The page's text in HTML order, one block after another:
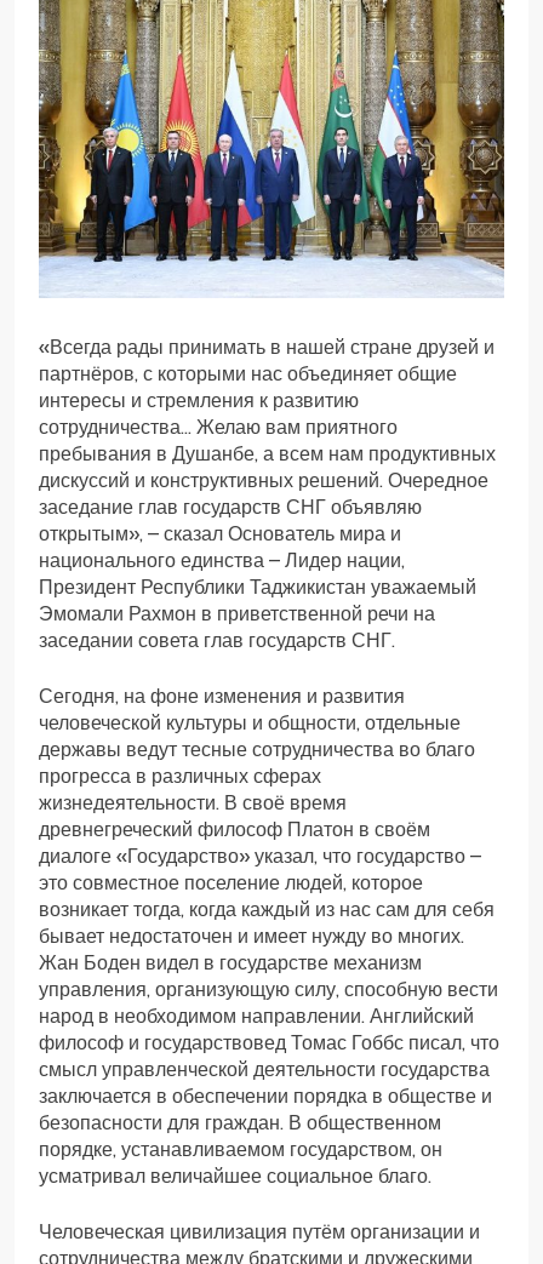
«Всегда рады принимать в нашей стране друзей и
партнёров, с которыми нас объединяет общие
интересы и стремления к развитию
сотрудничества… Желаю вам приятного
пребывания в Душанбе, а всем нам продуктивных
дискуссий и конструктивных решений. Очередное
заседание глав государств СНГ объявляю
открытым», – сказал Основатель мира и
национального единства – Лидер нации,
Президент Республики Таджикистан уважаемый
Эмомали Рахмон в приветственной речи на
заседании совета глав государств СНГ.
Сегодня, на фоне изменения и развития
человеческой культуры и общности, отдельные
державы ведут тесные сотрудничества во благо
прогресса в различных сферах
жизнедеятельности. В своё время
древнегреческий философ Платон в своём
диалоге «Государство» указал, что государство –
это совместное поселение людей, которое
возникает тогда, когда каждый из нас сам для себя
бывает недостаточен и имеет нужду во многих.
Жан Боден видел в государстве механизм
управления, организующую силу, способную вести
народ в необходимом направлении. Английский
философ и государствовед Томас Гоббс писал, что
смысл управленческой деятельности государства
заключается в обеспечении порядка в обществе и
безопасности для граждан. В общественном
порядке, устанавливаемом государством, он
усматривал величайшее социальное благо.
Человеческая цивилизация путём организации и
сотрудничества между братскими и дружескими